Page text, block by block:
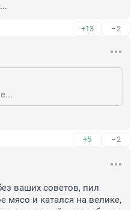
+13 –2
+5 –2
ваших советов, пил
мясо и катался на велике,